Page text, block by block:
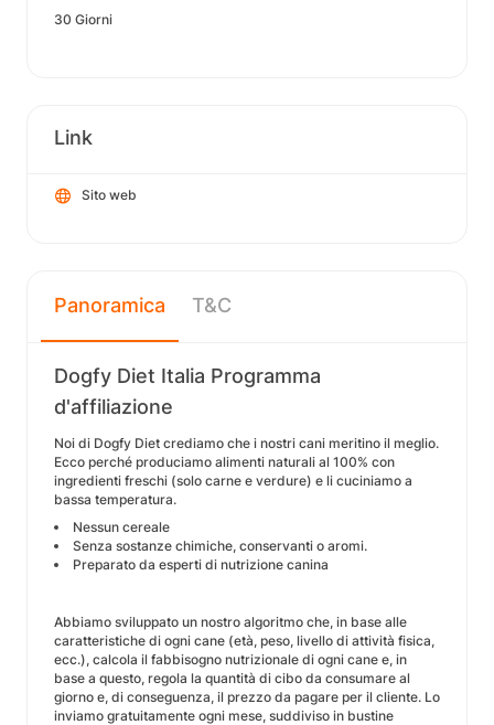
30 Giorni
Link
Sito web
Panoramica T&C
Dogfy Diet Italia Programma
d'affiliazione
Noi di Dogfy Diet crediamo che i nostri cani meritino il meglio.
Ecco perché produciamo alimenti naturali al 100% con
ingredienti freschi (solo carne e verdure) e li cuciniamo a
bassa temperatura.
Nessun cereale
Senza sostanze chimiche, conservanti o aromi.
Preparato da esperti di nutrizione canina
Abbiamo sviluppato un nostro algoritmo che, in base alle
caratteristiche di ogni cane (età, peso, livello di attività fisica,
ecc.), calcola il fabbisogno nutrizionale di ogni cane e, in
base a questo, regola la quantità di cibo da consumare al
giorno e, di conseguenza, il prezzo da pagare per il cliente. Lo
inviamo gratuitamente ogni mese, suddiviso in bustine